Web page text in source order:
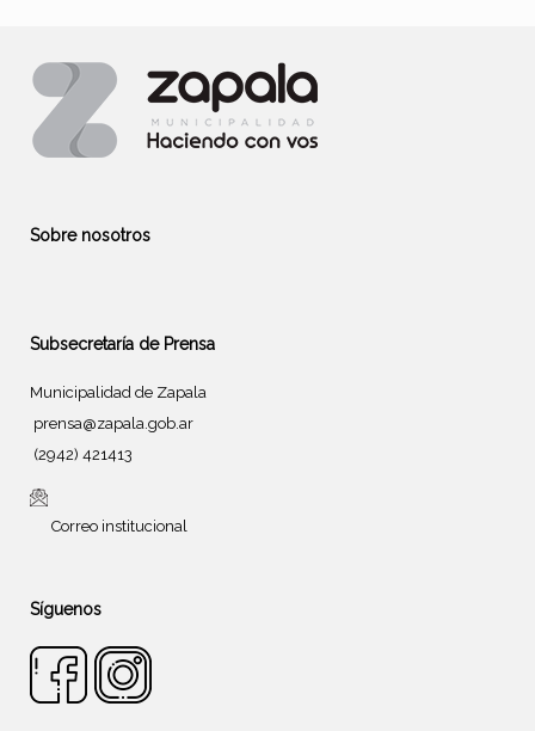
Sobre nosotros
Subsecretaría de Prensa
Municipalidad de Zapala
prensa@zapala.gob.ar
(2942) 421413
Correo institucional
Síguenos